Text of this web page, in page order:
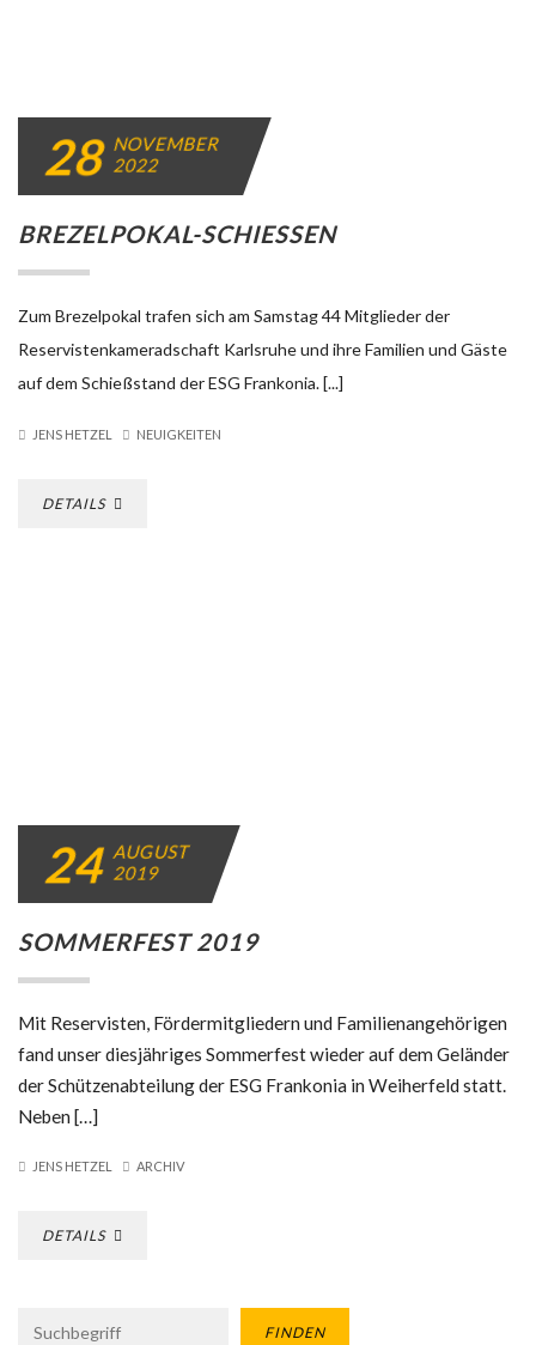
28 NOVEMBER
2022
BREZELPOKAL-SCHIESSEN
Zum Brezelpokal trafen sich am Samstag 44 Mitglieder der
Reservistenkameradschaft Karlsruhe und ihre Familien und Gäste
auf dem Schießstand der ESG Frankonia. [...]
JENS HETZEL NEUIGKEITEN
DETAILS
24 AUGUST
2019
SOMMERFEST 2019
Mit Reservisten, Fördermitgliedern und Familienangehörigen
fand unser diesjähriges Sommerfest wieder auf dem Geländer
der Schützenabteilung der ESG Frankonia in Weiherfeld statt.
Neben […]
JENS HETZEL ARCHIV
DETAILS
FINDEN